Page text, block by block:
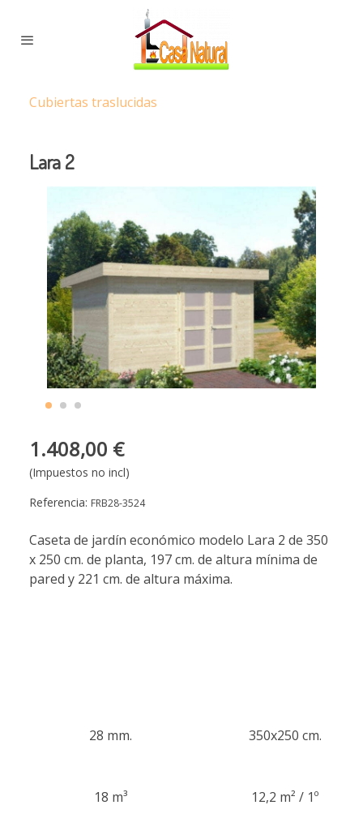
Cubiertas traslucidas
Lara 2
1.408,00 €
(Impuestos no incl)
Referencia: FRB28-3524
Caseta de jardín económico modelo Lara 2 de 350
x 250 cm. de planta, 197 cm. de altura mínima de
pared y 221 cm. de altura máxima.
28 mm. 350x250 cm.
18 m³ 12,2 m² / 1º